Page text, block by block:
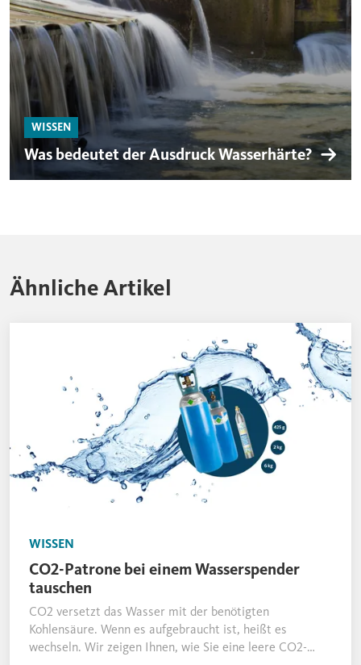
WISSEN
Was bedeutet der Ausdruck Wasserhärte?
Ähnliche Artikel
WISSEN
CO2-Patrone bei einem Wasserspender
tauschen
CO2 versetzt das Wasser mit der benötigten
Kohlensäure. Wenn es aufgebraucht ist, heißt es
wechseln. Wir zeigen Ihnen, wie Sie eine leere CO2-